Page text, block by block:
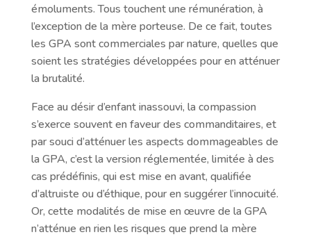
émoluments. Tous touchent une rémunération, à
l’exception de la mère porteuse. De ce fait, toutes
les GPA sont commerciales par nature, quelles que
soient les stratégies développées pour en atténuer
la brutalité.
Face au désir d’enfant inassouvi, la compassion
s’exerce souvent en faveur des commanditaires, et
par souci d’atténuer les aspects dommageables de
la GPA, c’est la version réglementée, limitée à des
cas prédéfinis, qui est mise en avant, qualifiée
d’altruiste ou d’éthique, pour en suggérer l’innocuité.
Or, cette modalités de mise en œuvre de la GPA
n’atténue en rien les risques que prend la mère